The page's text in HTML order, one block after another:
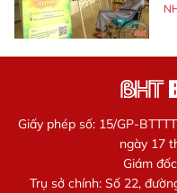
Giấy phép số: 15/GP-
ngày 17
Giám
Trụ sở chính: Số 22,